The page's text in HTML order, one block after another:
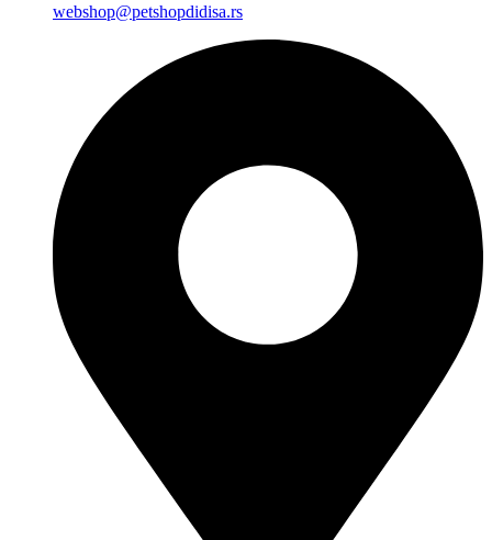
webshop@petshopdidisa.rs